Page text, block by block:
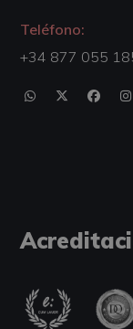
Teléfono:
+34 877 055